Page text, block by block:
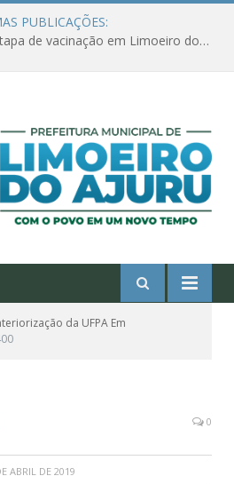
PUBLICAÇÕES:
Amanhã começa nova etapa de vacinação em Limoeiro do Ajuru para idosos com 65 ou mais
da UFPA Em
0
ABRIL DE 2019